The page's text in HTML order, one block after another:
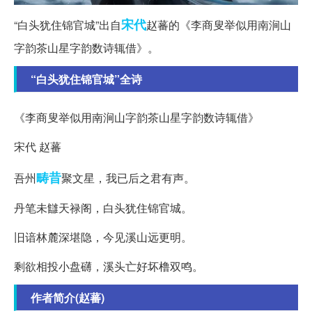
“白头犹住锦官城”出自宋代赵蕃的《李商叟举似用南涧山
字韵茶山星字韵数诗辄借》。
“白头犹住锦官城”全诗
《李商叟举似用南涧山字韵茶山星字韵数诗辄借》
宋代 赵蕃
吾州畴昔聚文星，我已后之君有声。
丹笔未讎天禄阁，白头犹住锦官城。
旧谙林麓深堪隐，今见溪山远更明。
剩欲相投小盘礴，溪头亡好坏橹双鸣。
作者简介(赵蕃)